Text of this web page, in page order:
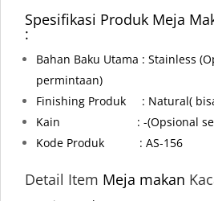
Spesifikasi Produk Meja
:
Bahan Baku Utama : Stainless
permintaan)
Finishing Produk : Natural(
Kain : -(Opsional
Kode Produk : AS-156
Detail Item Meja makan